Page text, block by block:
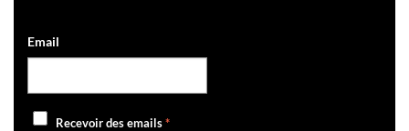
Email
Recevoir des emails*